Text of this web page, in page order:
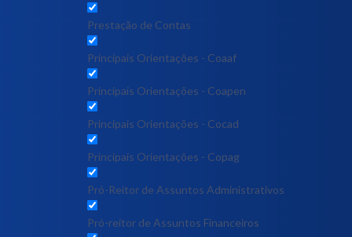
Prestação de Contas
Principais Orientações - Coaaf
Principais Orientações - Coapen
Principais Orientações - Cocad
Principais Orientações - Copag
Pró-Reitor de Assuntos Administrativos
Pró-reitor de Assuntos Financeiros